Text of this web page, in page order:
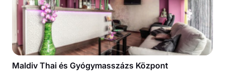
Maldiv Thai és Gyógymasszázs Központ